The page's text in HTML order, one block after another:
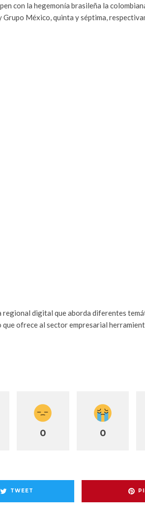
con la hegemonía brasileña la
México, quinta y séptima,
regional digital que aborda diferentes
ofrece al sector empresarial
0 0
TWEET